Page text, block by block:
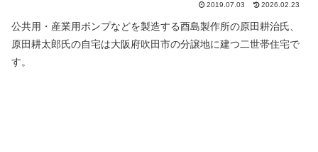
2019.07.03 2026.02.23
公共用・産業用ポンプなどを製造する酉島製作所の原田耕治氏、
原田耕太郎氏の自宅は大阪府吹田市の分譲地に建つ二世帯住宅で
す。